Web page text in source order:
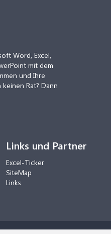
Word, Excel,
mit dem
und Ihre
Rat? Dann
Links und Partner
Excel-Ticker
SiteMap
Links